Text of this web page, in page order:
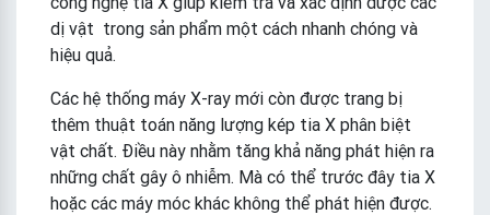
dị vật trong sản phẩm một cách nhanh chóng và
hiệu quả.
Các hệ thống máy X-ray mới còn được trang bị
thêm thuật toán năng lượng kép tia X phân biệt
vật chất. Điều này nhằm tăng khả năng phát hiện ra
những chất gây ô nhiễm. Mà có thể trước đây tia X
hoặc các máy móc khác không thể phát hiện được.